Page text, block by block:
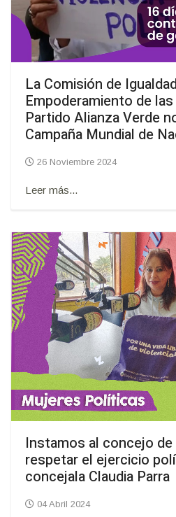
La Comisión de
Empoderamiento de
Partido Alianza Verde
Campaña Mundial de
26 Noviembre 2024
Leer más...
Instamos al concejo de
respetar el ejercicio
concejala Claudia Parra
04 Abril 2024